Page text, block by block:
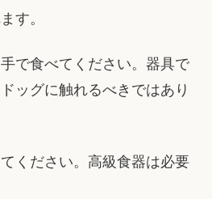
す。
で食べてください。器具で
ッグに触れるべきではあり
ください。高級食器は必要